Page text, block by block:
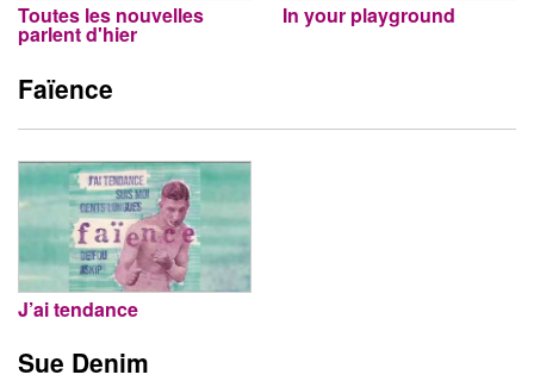
Toutes les nouvelles
parlent d'hier
In your playground
Faïence
J’ai tendance
Sue Denim